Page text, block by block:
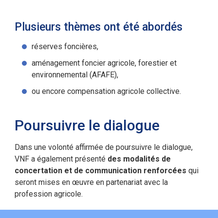
Plusieurs thèmes ont été abordés
réserves foncières,
aménagement foncier agricole, forestier et
environnemental (AFAFE),
ou encore compensation agricole collective.
Poursuivre le dialogue
Dans une volonté affirmée de poursuivre le dialogue,
VNF a également présenté des modalités de
concertation et de communication renforcées qui
seront mises en œuvre en partenariat avec la
profession agricole.